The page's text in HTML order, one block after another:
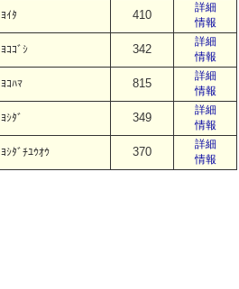
ﾖｲﾀ 410
詳細
情報
ﾖｺｺﾞｼ 342
詳細
情報
ﾖｺﾊﾏ 815
詳細
情報
ﾖｼﾀﾞ 349
詳細
情報
ﾖｼﾀﾞﾁﾕｳｵｳ 370
詳細
情報